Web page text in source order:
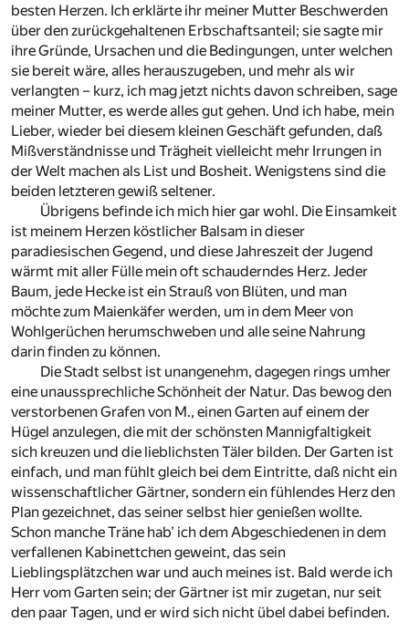
besten Herzen. Ich erklärte ihr meiner Mutter Beschwerden
über den zurückgehaltenen Erbschaftsanteil; sie sagte mir
ihre Gründe, Ursachen und die Bedingungen, unter welchen
sie bereit wäre, alles herauszugeben, und mehr als wir
verlangten – kurz, ich mag jetzt nichts davon schreiben, sage
meiner Mutter, es werde alles gut gehen. Und ich habe, mein
Lieber, wieder bei diesem kleinen Geschäft gefunden, daß
Mißverständnisse und Trägheit vielleicht mehr Irrungen in
der Welt machen als List und Bosheit. Wenigstens sind die
beiden letzteren gewiß seltener.
Übrigens befinde ich mich hier gar wohl. Die Einsamkeit
ist meinem Herzen köstlicher Balsam in dieser
paradiesischen Gegend, und diese Jahreszeit der Jugend
wärmt mit aller Fülle mein oft schauderndes Herz. Jeder
Baum, jede Hecke ist ein Strauß von Blüten, und man
möchte zum Maienkäfer werden, um in dem Meer von
Wohlgerüchen herumschweben und alle seine Nahrung
darin finden zu können.
Die Stadt selbst ist unangenehm, dagegen rings umher
eine unaussprechliche Schönheit der Natur. Das bewog den
verstorbenen Grafen von M., einen Garten auf einem der
Hügel anzulegen, die mit der schönsten Mannigfaltigkeit
sich kreuzen und die lieblichsten Täler bilden. Der Garten ist
einfach, und man fühlt gleich bei dem Eintritte, daß nicht ein
wissenschaftlicher Gärtner, sondern ein fühlendes Herz den
Plan gezeichnet, das seiner selbst hier genießen wollte.
Schon manche Träne hab’ ich dem Abgeschiedenen in dem
verfallenen Kabinettchen geweint, das sein
Lieblingsplätzchen war und auch meines ist. Bald werde ich
Herr vom Garten sein; der Gärtner ist mir zugetan, nur seit
den paar Tagen, und er wird sich nicht übel dabei befinden.